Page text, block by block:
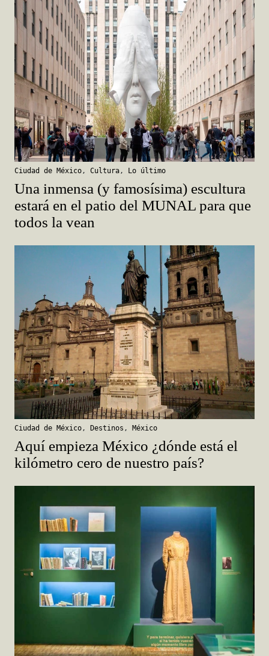
Ciudad de México, Cultura, Lo último
Una inmensa (y famosísima) escultura
estará en el patio del MUNAL para que
todos la vean
Ciudad de México , Destinos , México
Aquí empieza México ¿dónde está el
kilómetro cero de nuestro país?